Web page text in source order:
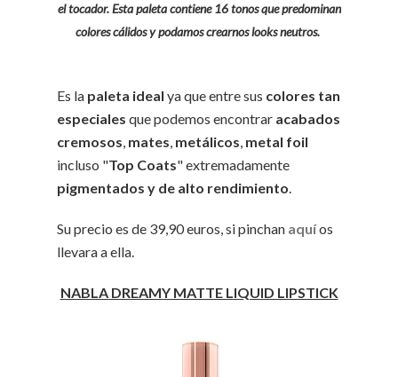
el tocador. Esta paleta contiene 16 tonos que predominan
colores cálidos y podamos crearnos looks neutros.
Es la paleta ideal ya que entre sus colores tan
especiales que podemos encontrar acabados
cremosos, mates, metálicos, metal foil
incluso "Top Coats" extremadamente
pigmentados y de alto rendimiento.
Su precio es de 39,90 euros, si pinchan aquíos
llevara a ella.
NABLA DREAMY MATTE LIQUID LIPSTICK